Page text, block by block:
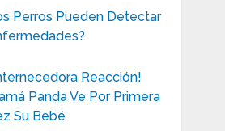
Perros Pueden Detectar
Reacción!
Panda Ve Por Primera
Su Bebé